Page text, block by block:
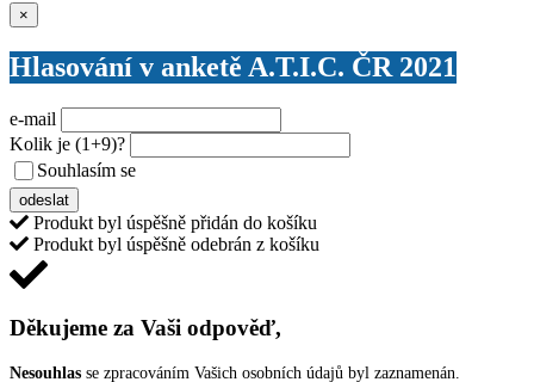
×
Hlasování v anketě A.T.I.C. ČR 2021
e-mail
Kolik je (1+9)?
Souhlasím se
odeslat
Produkt byl úspěšně přidán do košíku
Produkt byl úspěšně odebrán z košíku
Děkujeme za Vaši odpověď,
Nesouhlas se zpracováním Vašich osobních údajů byl zaznamenán.